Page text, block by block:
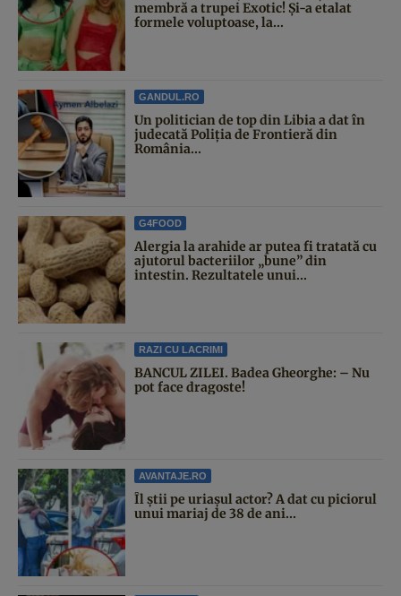
membră a trupei Exotic! Și-a etalat
formele voluptoase, la...
GANDUL.RO
Un politician de top din Libia a dat în
judecată Poliția de Frontieră din
România...
G4FOOD
Alergia la arahide ar putea fi tratată cu
ajutorul bacteriilor „bune” din
intestin. Rezultatele unui...
RAZI CU LACRIMI
BANCUL ZILEI. Badea Gheorghe: – Nu
pot face dragoste!
AVANTAJE.RO
Îl știi pe uriașul actor? A dat cu piciorul
unui mariaj de 38 de ani...